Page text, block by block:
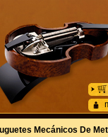
Mecánicos De